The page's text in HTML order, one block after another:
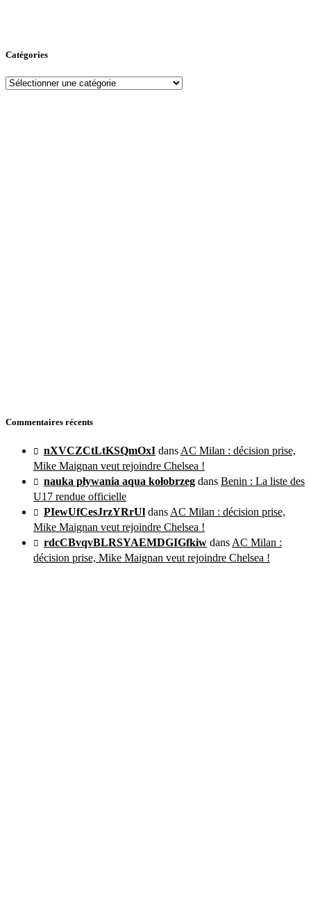
Catégories
Commentaires récents
nXVCZCtLtKSQmOxI dans AC Milan : décision prise,
Mike Maignan veut rejoindre Chelsea !
nauka pływania aqua kołobrzeg dans Benin : La liste des
U17 rendue officielle
PIewUfCesJrzYRrUl dans AC Milan : décision prise,
Mike Maignan veut rejoindre Chelsea !
rdcCBvqvBLRSYAEMDGIGfkiw dans AC Milan :
décision prise, Mike Maignan veut rejoindre Chelsea !